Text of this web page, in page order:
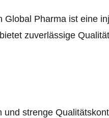
Global Pharma ist eine
zuverlässige
strenge